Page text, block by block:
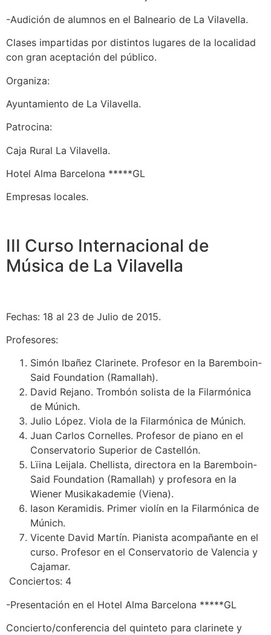
-Audición de alumnos en el Balneario de La Vilavella.
Clases impartidas por distintos lugares de la localidad
con gran aceptación del público.
Organiza:
Ayuntamiento de La Vilavella.
Patrocina:
Caja Rural La Vilavella.
Hotel Alma Barcelona *****GL
Empresas locales.
III Curso Internacional de
Música de La Vilavella
Fechas: 18 al 23 de Julio de 2015.
Profesores:
Simón Ibañez Clarinete. Profesor en la Baremboin-
Said Foundation (Ramallah).
David Rejano. Trombón solista de la Filarmónica
de Múnich.
Julio López. Viola de la Filarmónica de Múnich.
Juan Carlos Cornelles. Profesor de piano en el
Conservatorio Superior de Castellón.
Lïina Leijala. Chellista, directora en la Baremboin-
Said Foundation (Ramallah) y profesora en la
Wiener Musikakademie (Viena).
Iason Keramidis. Primer violín en la Filarmónica de
Múnich.
Vicente David Martín. Pianista acompañante en el
curso. Profesor en el Conservatorio de Valencia y
Cajamar.
Conciertos: 4
-Presentación en el Hotel Alma Barcelona *****GL
Concierto/conferencia del quinteto para clarinete y